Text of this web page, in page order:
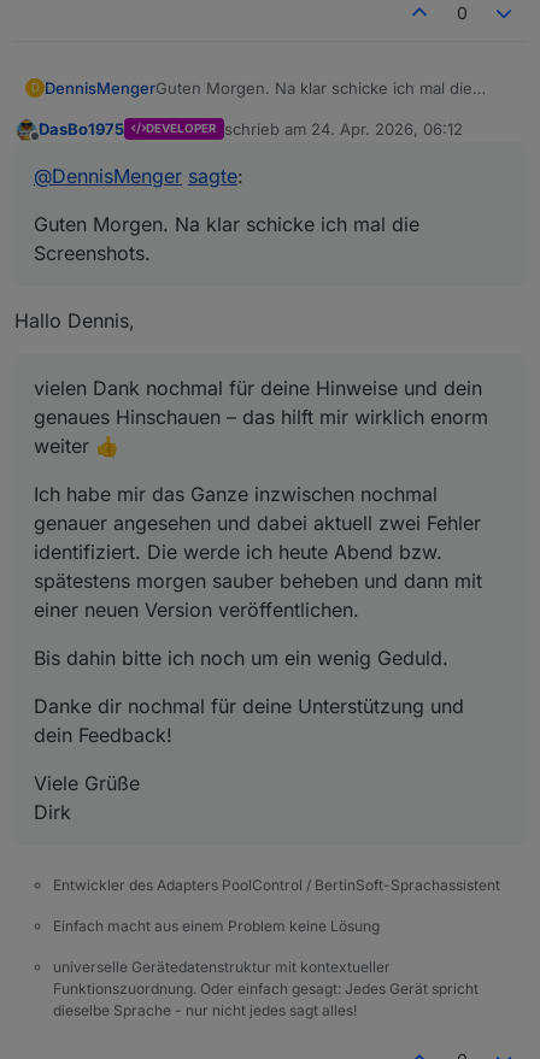
0
D DennisMengerGuten Morgen. Na klar schicke ich mal die
Results
Calculation
Debug
DasBo1975 DEVELOPER schrieb am 24. Apr. 2026, 06:12
zuletzt editiert von
@DennisMenger sagte:
Guten Morgen. Na klar schicke ich mal die
Screenshots.
Hallo Dennis,
vielen Dank nochmal für deine Hinweise und dein
genaues Hinschauen – das hilft mir wirklich enorm
weiter 👍
Ich habe mir das Ganze inzwischen nochmal
genauer angesehen und dabei aktuell zwei Fehler
identifiziert. Die werde ich heute Abend bzw.
spätestens morgen sauber beheben und dann mit
einer neuen Version veröffentlichen.
Bis dahin bitte ich noch um ein wenig Geduld.
Danke dir nochmal für deine Unterstützung und
dein Feedback!
Viele Grüße
Dirk
Entwickler des Adapters PoolControl / BertinSoft-Sprachassistent
Einfach macht aus einem Problem keine Lösung
universelle Gerätedatenstruktur mit kontextueller
Funktionszuordnung. Oder einfach gesagt: Jedes Gerät spricht
dieselbe Sprache - nur nicht jedes sagt alles!